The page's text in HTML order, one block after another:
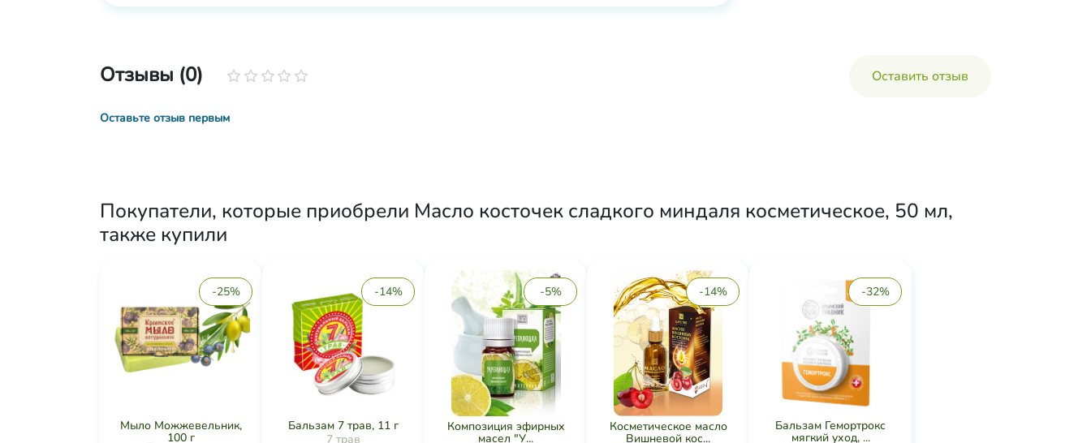
Отзывы (0) Оставить отзыв
Оставьте отзыв первым
Покупатели, которые приобрели Масло косточек сладкого миндаля косметическое, 50 мл,
также купили
-25%
Мыло Можжевельник,
100 г
-14%
Бальзам 7 трав, 11 г
7 трав
-5%
Композиция эфирных
масел "У...
-14%
Косметическое масло
Вишневой кос...
-32%
Бальзам Гемортрокс
мягкий уход, ...